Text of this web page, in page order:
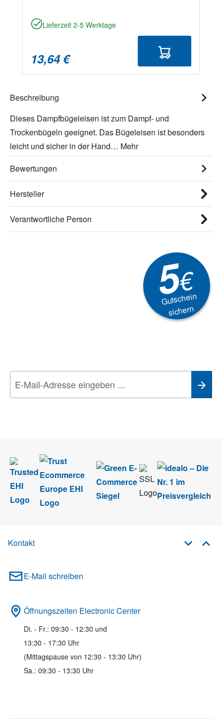
Lieferzeit 2-5 Werktage
13,64 €
Beschreibung
Dieses Dampfbügeleisen ist zum Dampf- und
Trockenbügeln geeignet. Das Bügeleisen ist besonders
leicht und sicher in der Hand… Mehr
Bewertungen
Hersteller
Verantwortliche Person
5€
Gutschein
sichern
Kontakt
E-Mail schreiben
Öffnungszeiten Electronic Center
Di. - Fr.: 09:30 - 12:30 und
13:30 - 17:30 Uhr
(Mittagspause von 12:30 - 13:30 Uhr)
Sa.: 09:30 - 13:30 Uhr